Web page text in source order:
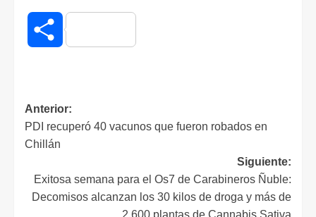
Compartir
Anterior:
PDI recuperó 40 vacunos que fueron robados en
Chillán
Siguiente:
Exitosa semana para el Os7 de Carabineros Ñuble:
Decomisos alcanzan los 30 kilos de droga y más de
2.600 plantas de Cannabis Sativa